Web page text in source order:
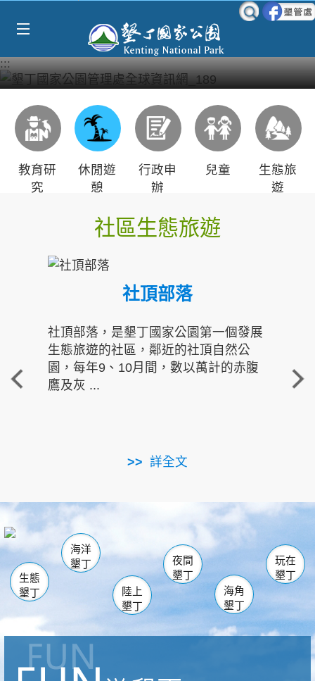
:::
教育研
究
休閒遊
憩
行政申
辦
兒童
生態旅
遊
社區生態旅遊
社頂部落
社頂部落，是墾丁國家公園第一個發展
生態旅遊的社區，鄰近的社頂自然公
園，每年9、10月間，數以萬計的赤腹
鷹及灰 ...
詳全文
重
走進
南仁湖
海生館
恆春 佳樂水
龍鑾潭自然中心 森林遊樂區
瓊麻館
關山 墾管處遊客中心
社頂公園 風吹沙
船帆石
白砂 龍磐公園
香蕉灣
砂島
鵝鑾鼻
生態
墾丁
海洋
墾丁
陸上
墾丁
夜間
墾丁
海角
墾丁
玩在
墾丁